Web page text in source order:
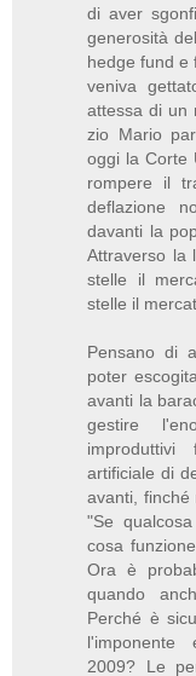
di aver
generosità
hedge fund e
veniva
attessa di un
zio Mario
oggi la Corte
rompere il
deflazione
davanti la
Attraverso la
stelle il
stelle il
Pensano di
poter
avanti la
gestire
artificiale di
avanti, finché
"Se
cosa
Ora è
quando
Perché è
l'imponente
2009? Le